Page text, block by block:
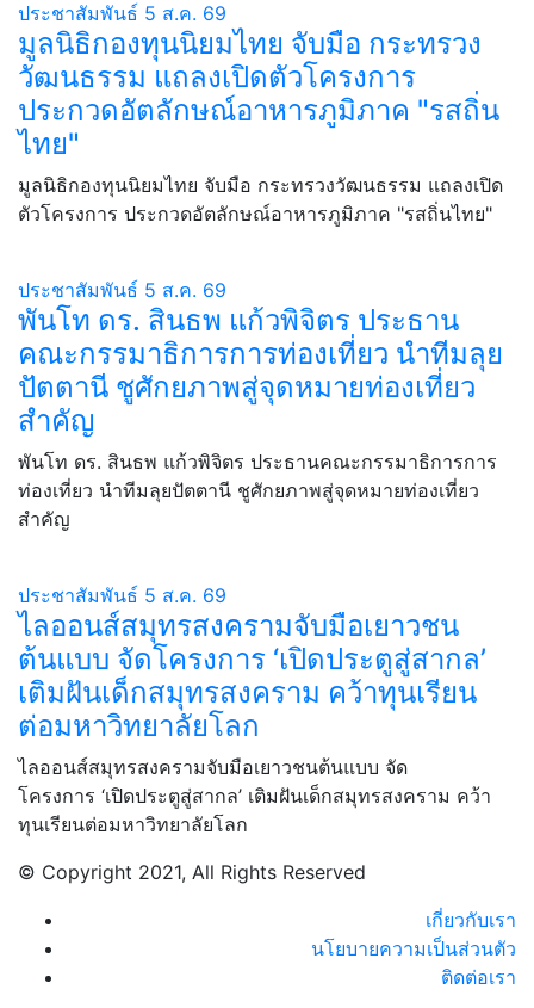
ประชาสัมพันธ์ 5 ส.ค. 69
มูลนิธิกองทุนนิยมไทย จับมือ กระทรวง
วัฒนธรรม แถลงเปิดตัวโครงการ
ประกวดอัตลักษณ์อาหารภูมิภาค "รสถิ่น
ไทย"
มูลนิธิกองทุนนิยมไทย จับมือ กระทรวงวัฒนธรรม แถลงเปิด
ตัวโครงการ ประกวดอัตลักษณ์อาหารภูมิภาค "รสถิ่นไทย"
ประชาสัมพันธ์ 5 ส.ค. 69
พันโท ดร. สินธพ แก้วพิจิตร ประธาน
คณะกรรมาธิการการท่องเที่ยว นำทีมลุย
ปัตตานี ชูศักยภาพสู่จุดหมายท่องเที่ยว
สำคัญ
พันโท ดร. สินธพ แก้วพิจิตร ประธานคณะกรรมาธิการการ
ท่องเที่ยว นำทีมลุยปัตตานี ชูศักยภาพสู่จุดหมายท่องเที่ยว
สำคัญ
ประชาสัมพันธ์ 5 ส.ค. 69
ไลออนส์สมุทรสงครามจับมือเยาวชน
ต้นแบบ จัดโครงการ ‘เปิดประตูสู่สากล’
เติมฝันเด็กสมุทรสงคราม คว้าทุนเรียน
ต่อมหาวิทยาลัยโลก
ไลออนส์สมุทรสงครามจับมือเยาวชนต้นแบบ จัด
โครงการ ‘เปิดประตูสู่สากล’ เติมฝันเด็กสมุทรสงคราม คว้า
ทุนเรียนต่อมหาวิทยาลัยโลก
© Copyright 2021, All Rights Reserved
เกี่ยวกับเรา
นโยบายความเป็นส่วนตัว
ติดต่อเรา